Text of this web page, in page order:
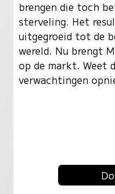
brengen die toch
sterveling. Het
uitgegroeid tot de
wereld. Nu brengt
op de markt. Weet
verwachtingen